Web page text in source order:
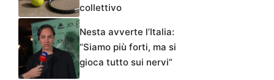
collettivo
Nesta avverte l’Italia:
“Siamo più forti, ma si
gioca tutto sui nervi”